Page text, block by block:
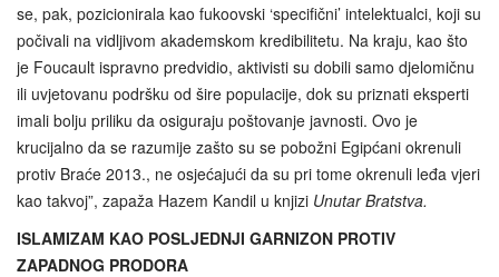
se, pak, pozicionirala kao fukoovski ‘specifični’ intelektualci, koji su
počivali na vidljivom akademskom kredibilitetu. Na kraju, kao što
je Foucault ispravno predvidio, aktivisti su dobili samo djelomičnu
ili uvjetovanu podršku od šire populacije, dok su priznati eksperti
imali bolju priliku da osiguraju poštovanje javnosti. Ovo je
krucijalno da se razumije zašto su se pobožni Egipćani okrenuli
protiv Braće 2013., ne osjećajući da su pri tome okrenuli leđa vjeri
kao takvoj”, zapaža Hazem Kandil u knjizi Unutar Bratstva.
ISLAMIZAM KAO POSLJEDNJI GARNIZON PROTIV
ZAPADNOG PRODORA